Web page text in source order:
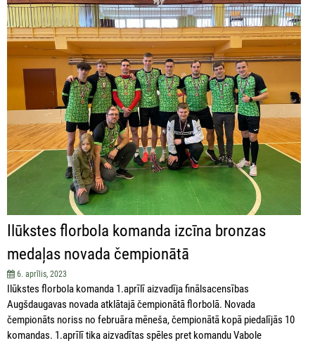
Ilūkstes florbola komanda izcīna bronzas
medaļas novada čempionātā
6. aprīlis, 2023
Ilūkstes florbola komanda 1.aprīlī aizvadīja finālsacensības
Augšdaugavas novada atklātajā čempionātā florbolā. Novada
čempionāts noriss no februāra mēneša, čempionātā kopā piedalījās 10
komandas. 1.aprīlī tika aizvadītas spēles pret komandu Vabole